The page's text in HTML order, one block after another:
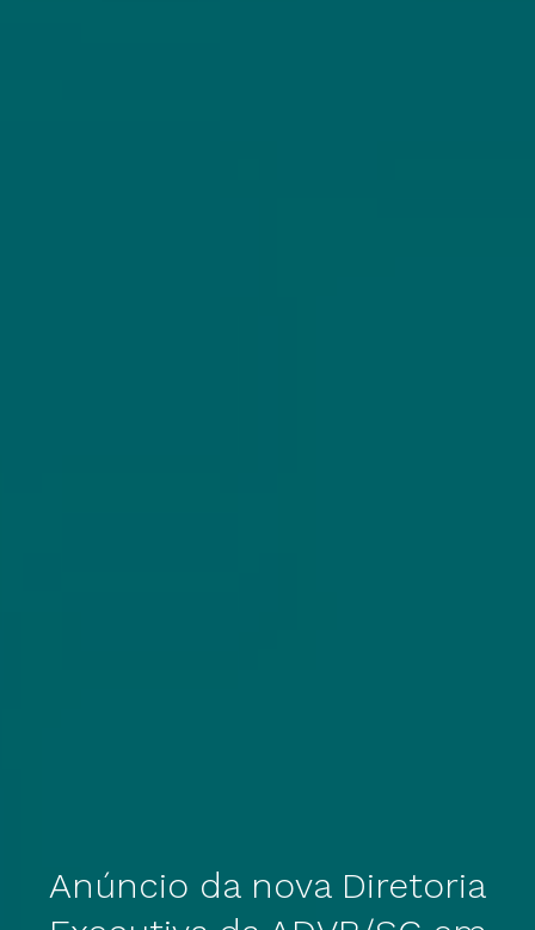
Anúncio da nova Diretoria